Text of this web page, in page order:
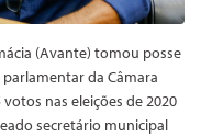
(Avante) tomou posse
da Câmara
nas eleições de 2020
secretário municipal